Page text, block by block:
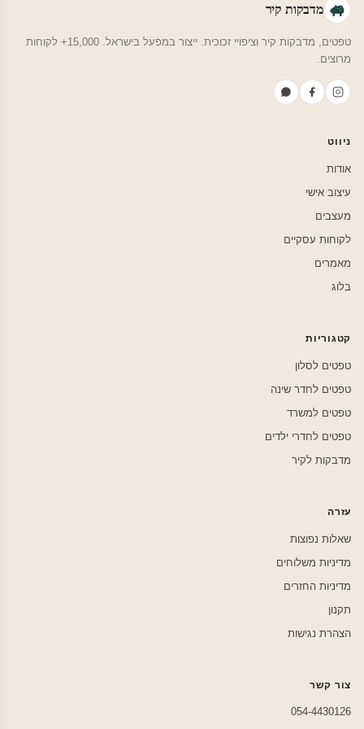
מדבקות קיר
טפטים, מדבקות קיר וציפויי זכוכית. ייצור במפעל בישראל. 15,000+ לקוחות
מרוצים.
ניווט
אודות
עיצוב אישי
מעצבים
לקוחות עסקיים
מאמרים
בלוג
קטגוריות
טפטים לסלון
טפטים לחדר שינה
טפטים למשרד
טפטים לחדרי ילדים
מדבקות לקיר
עזרה
שאלות נפוצות
מדיניות משלוחים
מדיניות החזרים
תקנון
הצהרת נגישות
צור קשר
054-4430126